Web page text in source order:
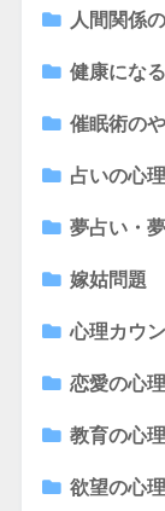
人間関係
健康にな
催眠術の
占いの心
夢占い・
嫁姑問題
心理カウ
恋愛の心
教育の心
欲望の心